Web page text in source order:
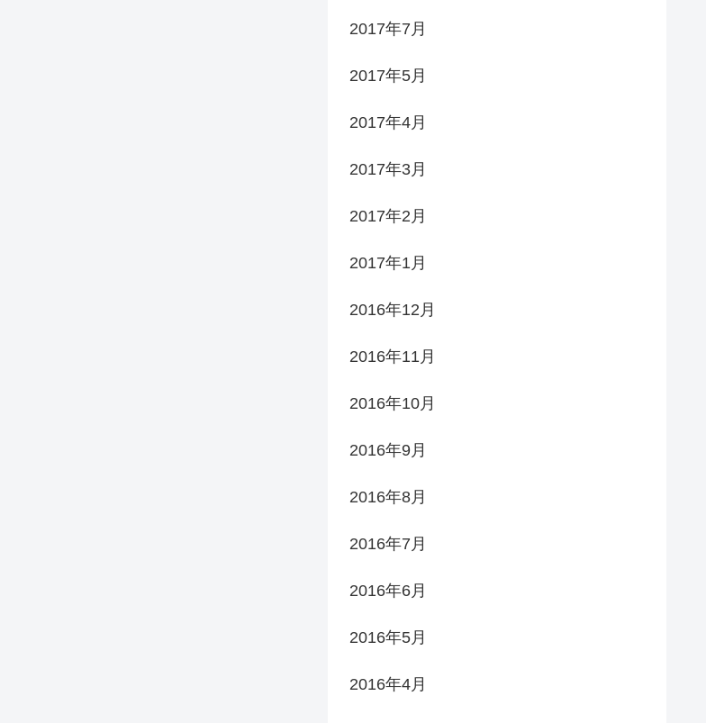
2017年7月
2017年5月
2017年4月
2017年3月
2017年2月
2017年1月
2016年12月
2016年11月
2016年10月
2016年9月
2016年8月
2016年7月
2016年6月
2016年5月
2016年4月